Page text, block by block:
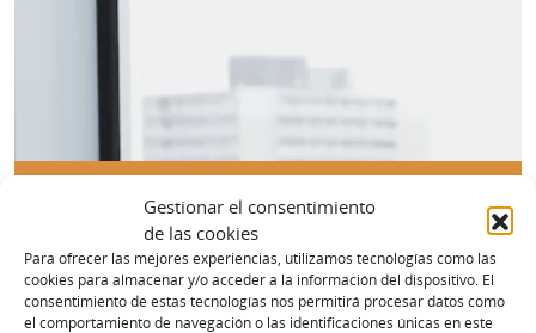
Gestionar el consentimiento
de las cookies
Para ofrecer las mejores experiencias, utilizamos tecnologías como las
cookies para almacenar y/o acceder a la información del dispositivo. El
consentimiento de estas tecnologías nos permitirá procesar datos como
el comportamiento de navegación o las identificaciones únicas en este
Si quieres saber más sobre nuestro trabajo,
puedes echar un vistazo a nuestra página de
Equipo o nuestros Casos de Éxito . Por supuesto,